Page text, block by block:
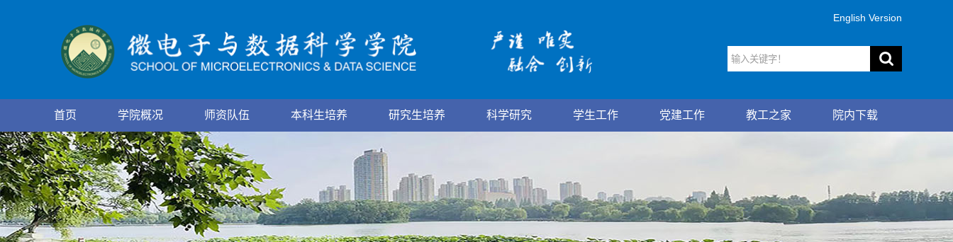
English Version
首页 学院概况 师资队伍 本科生培养 研究生培养 科学研究 学生工作 党建工作 教工之家 院内下载